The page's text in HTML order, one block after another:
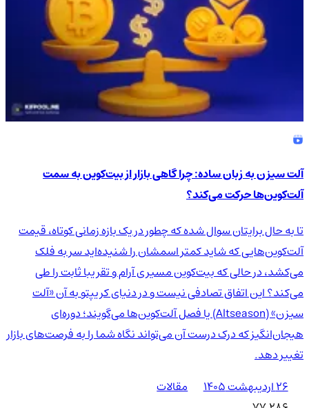
آلت سیزن به زبان ساده: چرا گاهی بازار از بیت‌کوین به سمت
آلت‌کوین‌ها حرکت می‌کند؟
تا به حال برایتان سوال شده که چطور در یک بازه زمانی کوتاه، قیمت
آلت‌کوین‌هایی که شاید کمتر اسمشان را شنیده‌اید سر به فلک
می‌کشد، در حالی که بیت‌کوین مسیری آرام و تقریبا ثابت را طی
می‌کند؟ این اتفاق تصادفی نیست و در دنیای کریپتو به آن «آلت
سیزن» (Altseason) یا فصل آلت‌کوین‌ها می‌گویند؛ دوره‌ای
هیجان‌انگیز که درک درست آن می‌تواند نگاه شما را به فرصت‌های بازار
تغییر دهد.
۲۶ اردیبهشت ۱۴۰۵
مقالات